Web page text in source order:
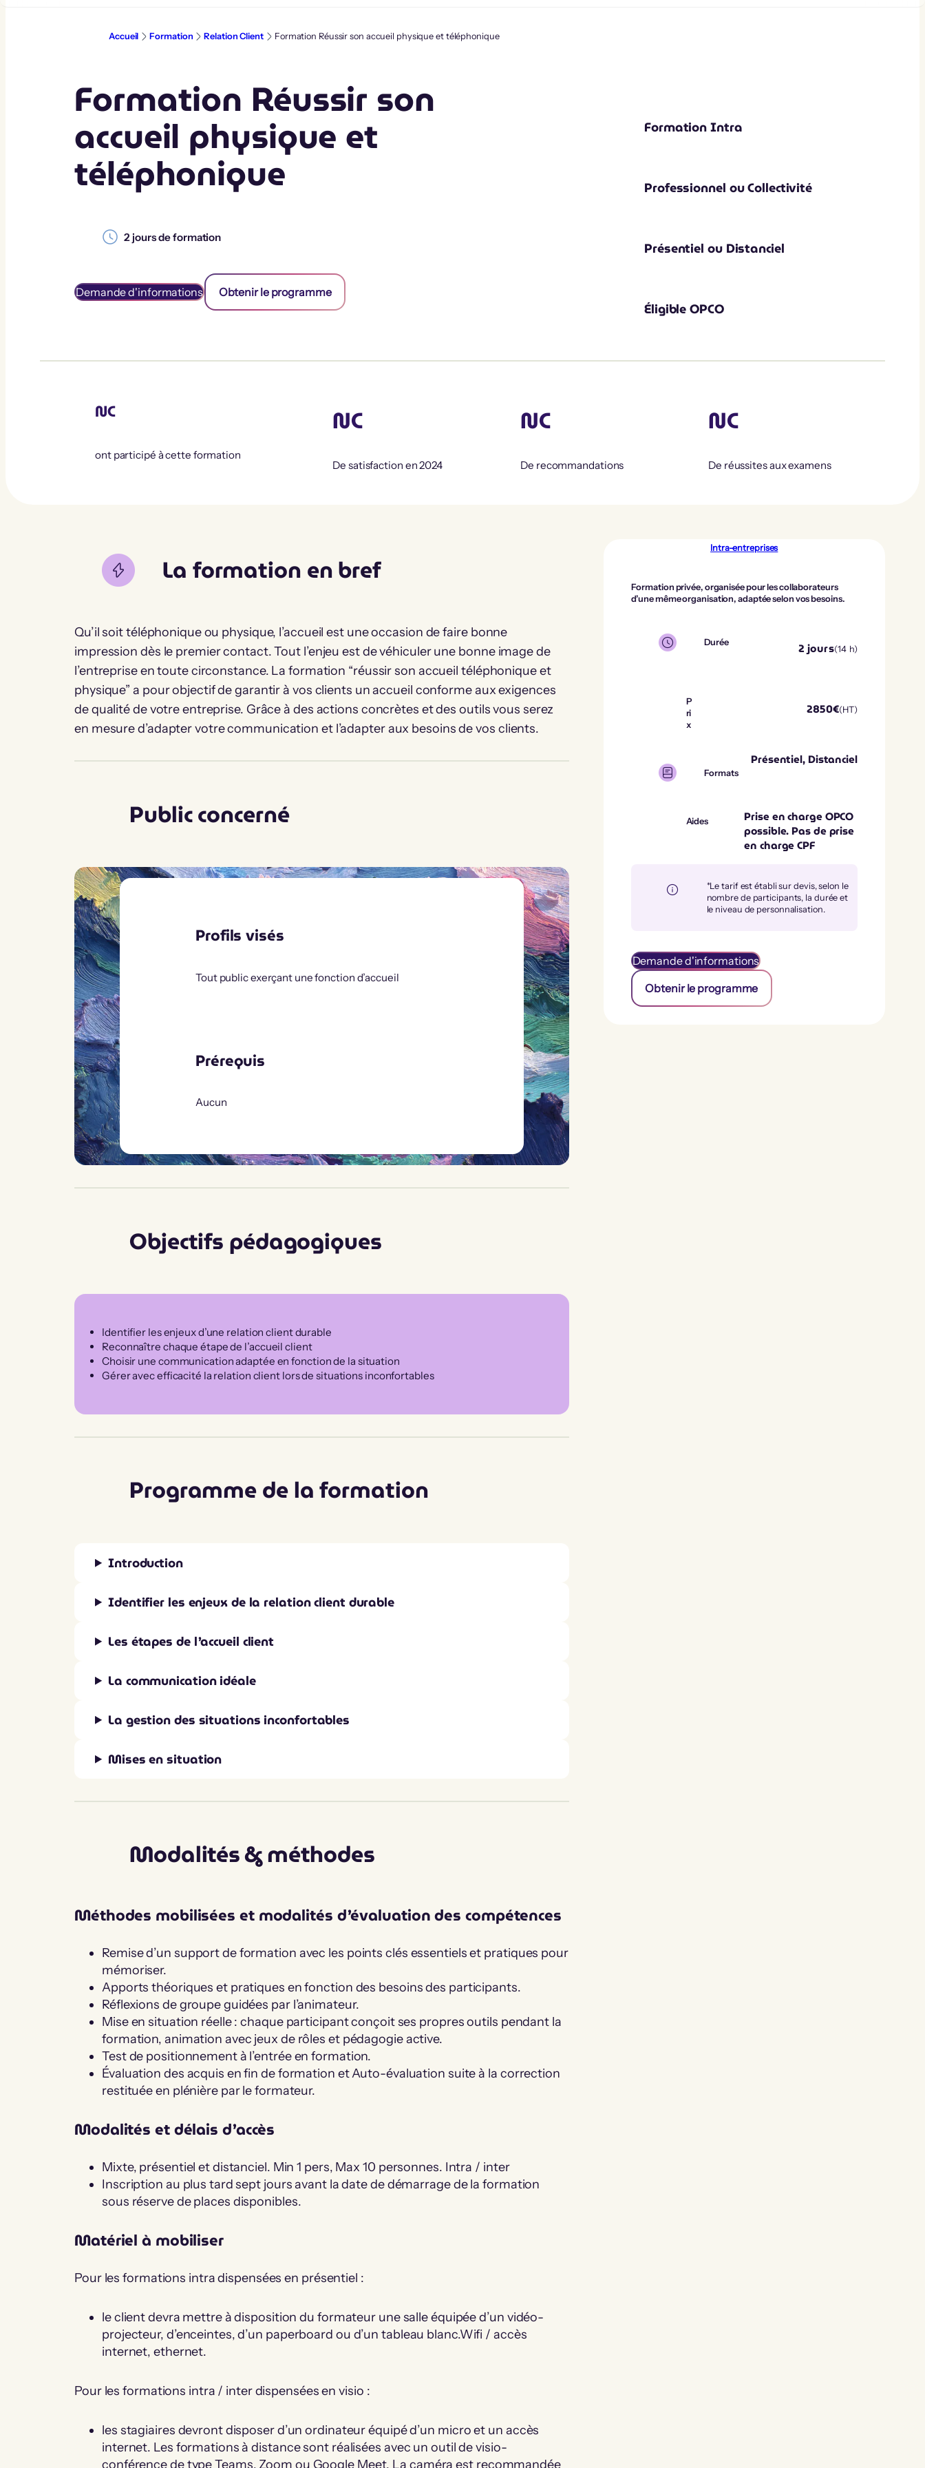
Accueil Formation Relation Client Formation Réussir son accueil physique et téléphonique
Formation Réussir son
accueil physique et
téléphonique
2 jours de formation
Demande d'informations Obtenir le programme
Formation Intra
Professionnel ou Collectivité
Présentiel ou Distanciel
Éligible OPCO
NC
ont participé à cette formation
NC
De satisfaction en 2024
NC
De recommandations
NC
De réussites aux examens
La formation en bref
Qu’il soit téléphonique ou physique, l’accueil est une occasion de faire bonne
impression dès le premier contact. Tout l’enjeu est de véhiculer une bonne image de
l’entreprise en toute circonstance. La formation “réussir son accueil téléphonique et
physique” a pour objectif de garantir à vos clients un accueil conforme aux exigences
de qualité de votre entreprise. Grâce à des actions concrètes et des outils vous serez
en mesure d’adapter votre communication et l’adapter aux besoins de vos clients.
Public concerné
Profils visés
Tout public exerçant une fonction d’accueil
Prérequis
Aucun
Objectifs pédagogiques
Identifier les enjeux d’une relation client durable
Reconnaître chaque étape de l’accueil client
Choisir une communication adaptée en fonction de la situation
Gérer avec efficacité la relation client lors de situations inconfortables
Programme de la formation
Introduction
Identifier les enjeux de la relation client durable
Les étapes de l’accueil client
La communication idéale
La gestion des situations inconfortables
Mises en situation
Modalités & méthodes
Méthodes mobilisées et modalités d’évaluation des compétences
Remise d’un support de formation avec les points clés essentiels et pratiques pour
mémoriser.
Apports théoriques et pratiques en fonction des besoins des participants.
Réflexions de groupe guidées par l’animateur.
Mise en situation réelle : chaque participant conçoit ses propres outils pendant la
formation, animation avec jeux de rôles et pédagogie active.
Test de positionnement à l’entrée en formation.
Évaluation des acquis en fin de formation et Auto-évaluation suite à la correction
restituée en plénière par le formateur.
Modalités et délais d’accès
Mixte, présentiel et distanciel. Min 1 pers, Max 10 personnes. Intra / inter
Inscription au plus tard sept jours avant la date de démarrage de la formation
sous réserve de places disponibles.
Matériel à mobiliser
Pour les formations intra dispensées en présentiel :
le client devra mettre à disposition du formateur une salle équipée d’un vidéo-
projecteur, d’enceintes, d’un paperboard ou d’un tableau blanc.Wifi / accès
internet, ethernet.
Pour les formations intra / inter dispensées en visio :
les stagiaires devront disposer d’un ordinateur équipé d’un micro et un accès
internet. Les formations à distance sont réalisées avec un outil de visio-
conférence de type Teams, Zoom ou Google Meet. La caméra est recommandée
Intra-entreprises
Formation privée, organisée pour les collaborateurs
d’une même organisation, adaptée selon vos besoins.
Durée 2 jours(14 h)
P
ri
x
2850€(HT)
Formats
Présentiel, Distanciel
Aides
Prise en charge OPCO
possible. Pas de prise
en charge CPF
*Le tarif est établi sur devis, selon le
nombre de participants, la durée et
le niveau de personnalisation.
Demande d'informations
Obtenir le programme